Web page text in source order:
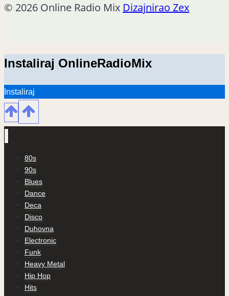
© 2026 Online Radio Mix Dizajnirao Zex
Instaliraj OnlineRadioMix
Instaliraj
80s
90s
Blues
Dance
Deca
Disco
Duhovna
Electronic
Funk
Heavy Metal
Hip Hop
Hits